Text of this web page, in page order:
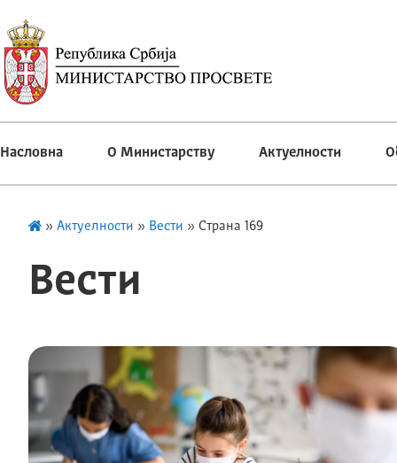
Насловна О Министарству Актуелности
» Актуелности » Вести » Страна 169
Вести